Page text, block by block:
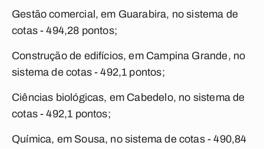
Gestão comercial, em Guarabira, no sistema de
cotas - 494,28 pontos;
Construção de edifícios, em Campina Grande, no
sistema de cotas - 492,1 pontos;
Ciências biológicas, em Cabedelo, no sistema de
cotas - 492,1 pontos;
Química, em Sousa, no sistema de cotas - 490,84